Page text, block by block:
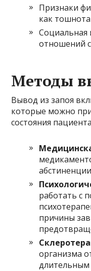
Признаки
как
Социальная
отношений
Методы
Вывод из запоя
которые можно
состояния
работать с
причины
организма
длительным